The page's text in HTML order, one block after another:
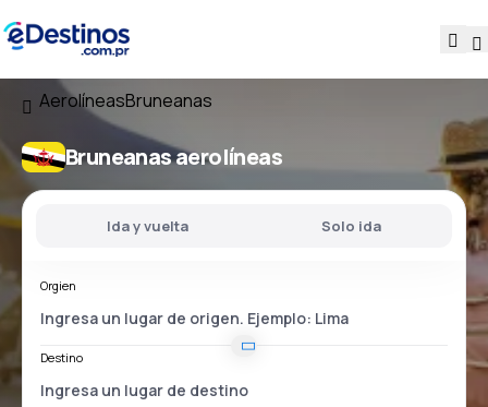
AerolíneasBruneanas
Bruneanas aerolíneas
Ida y vuelta Solo ida
Orgien
Destino